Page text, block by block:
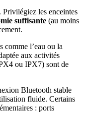
Privilégiez les enceintes
suffisante (au moins
comme l’eau ou la
aux activités
ou IPX7) sont de
Bluetooth stable
fluide. Certains
: ports